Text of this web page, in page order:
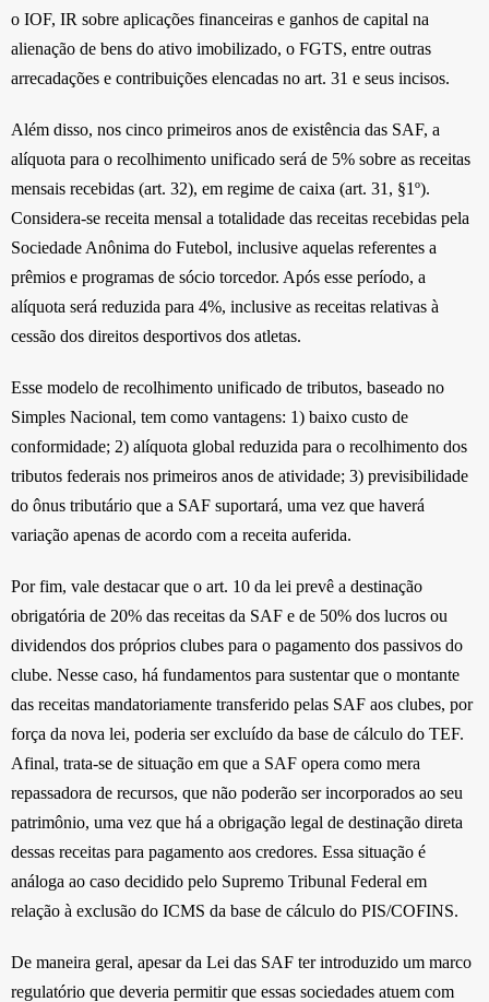
o IOF, IR sobre aplicações financeiras e ganhos de capital na
alienação de bens do ativo imobilizado, o FGTS, entre outras
arrecadações e contribuições elencadas no art. 31 e seus incisos.
Além disso, nos cinco primeiros anos de existência das SAF, a
alíquota para o recolhimento unificado será de 5% sobre as receitas
mensais recebidas (art. 32), em regime de caixa (art. 31, §1º).
Considera-se receita mensal a totalidade das receitas recebidas pela
Sociedade Anônima do Futebol, inclusive aquelas referentes a
prêmios e programas de sócio torcedor. Após esse período, a
alíquota será reduzida para 4%, inclusive as receitas relativas à
cessão dos direitos desportivos dos atletas.
Esse modelo de recolhimento unificado de tributos, baseado no
Simples Nacional, tem como vantagens: 1) baixo custo de
conformidade; 2) alíquota global reduzida para o recolhimento dos
tributos federais nos primeiros anos de atividade; 3) previsibilidade
do ônus tributário que a SAF suportará, uma vez que haverá
variação apenas de acordo com a receita auferida.
Por fim, vale destacar que o art. 10 da lei prevê a destinação
obrigatória de 20% das receitas da SAF e de 50% dos lucros ou
dividendos dos próprios clubes para o pagamento dos passivos do
clube. Nesse caso, há fundamentos para sustentar que o montante
das receitas mandatoriamente transferido pelas SAF aos clubes, por
força da nova lei, poderia ser excluído da base de cálculo do TEF.
Afinal, trata-se de situação em que a SAF opera como mera
repassadora de recursos, que não poderão ser incorporados ao seu
patrimônio, uma vez que há a obrigação legal de destinação direta
dessas receitas para pagamento aos credores. Essa situação é
análoga ao caso decidido pelo Supremo Tribunal Federal em
relação à exclusão do ICMS da base de cálculo do PIS/COFINS.
De maneira geral, apesar da Lei das SAF ter introduzido um marco
regulatório que deveria permitir que essas sociedades atuem com